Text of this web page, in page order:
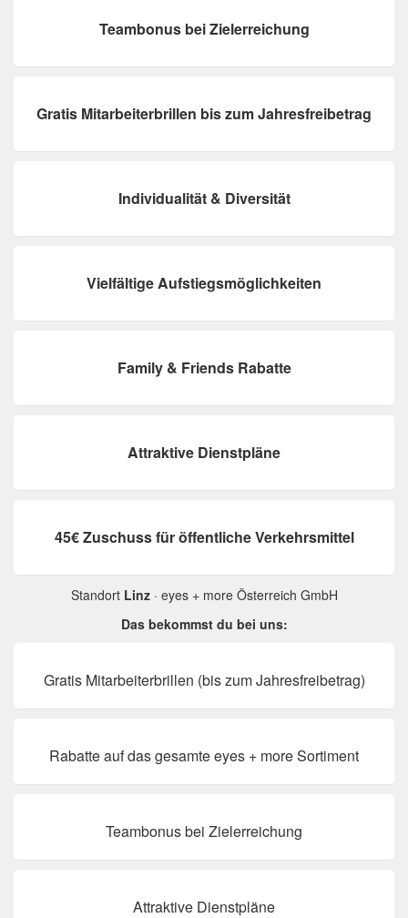
Teambonus bei Zielerreichung
Gratis Mitarbeiterbrillen bis zum Jahresfreibetrag
Individualität & Diversität
Vielfältige Aufstiegsmöglichkeiten
Family & Friends Rabatte
Attraktive Dienstpläne
45€ Zuschuss für öffentliche Verkehrsmittel
Standort Linz· eyes + more Österreich GmbH
Das bekommst du bei uns:
Gratis Mitarbeiterbrillen (bis zum Jahresfreibetrag)
Rabatte auf das gesamte eyes + more Sortiment
Teambonus bei Zielerreichung
Attraktive Dienstpläne